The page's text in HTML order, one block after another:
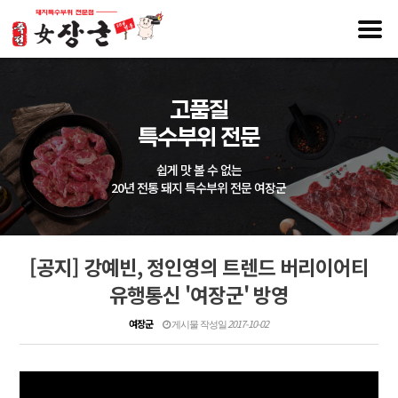
고품질
특수부위 전문
쉽게 맛 볼 수 없는
20년 전통 돼지 특수부위 전문 여장군
[공지] 강예빈, 정인영의 트렌드 버리이어티
유행통신 '여장군' 방영
여장군 게시물 작성일 2017-10-02